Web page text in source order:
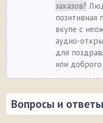
заказов?
позитивная
вкупе с
аудио-
для
или
Вопросы и ответы